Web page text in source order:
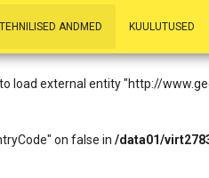
xml.gp?ip=216.73.216.186):
load external entity "http://
on false in /data01/
ANDMED KUULUTUSED